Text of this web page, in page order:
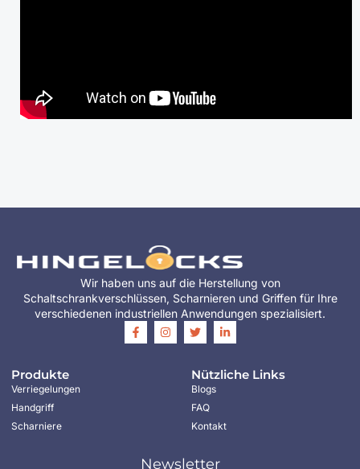
Wir haben uns auf die Herstellung von
Schaltschrankverschlüssen, Scharnieren und Griffen für Ihre
verschiedenen industriellen Anwendungen spezialisiert.
Produkte
Verriegelungen
Handgriff
Scharniere
Nützliche Links
Blogs
FAQ
Kontakt
Newsletter